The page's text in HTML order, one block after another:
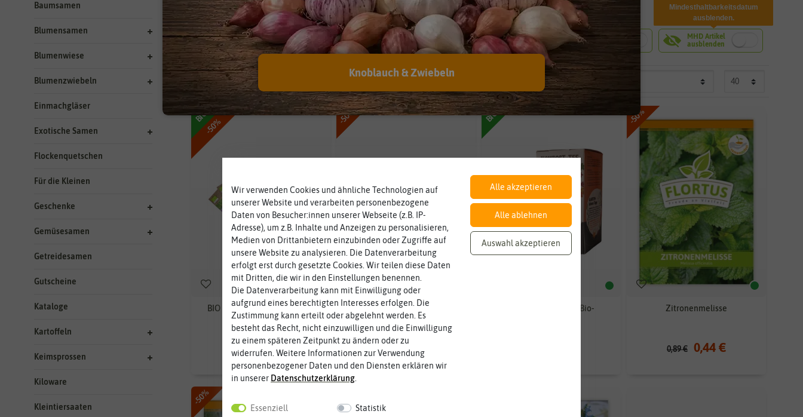
Baumsamen
Blumensamen
Blumenwiese
Blumenzwiebeln
Einmachgläser
Exotische Samen
Flockenquetschen
Für die Kleinen
Geschenke
Gemüsesamen
Getreidesamen
Gutscheine
Kataloge
Kartoffeln
Keimsprossen
Kiloware
Kleintiersaaten
Pflanzgut Lieferbarkeit Anbauort
78 Ergebnissegefunden
-50%
BIO
BIO Teekräuter-Set (8 Sorten)
7,99 € 4,00 €
-50%
Teekräuter-Set (8 Sorten)
5,99 € 3,00 €
BIO
BIO KOMPOST-TEE Bio-
-50%
Zitronenmelisse
0,89 € 0,44 €
-50%
-50%
Wir verwenden Cookies und ähnliche Technologien auf
unserer Website und verarbeiten personenbezogene
Daten von Besucher:innen unserer Webseite (z.B. IP-
Adresse), um z.B. Inhalte und Anzeigen zu personalisieren,
Medien von Drittanbietern einzubinden oder Zugriffe auf
unsere Website zu analysieren. Die Datenverarbeitung
erfolgt erst durch gesetzte Cookies. Wir teilen diese Daten
mit Dritten, die wir in den Einstellungen benennen.
Die Datenverarbeitung kann mit Einwilligung oder
aufgrund eines berechtigten Interesses erfolgen. Die
Zustimmung kann erteilt oder abgelehnt werden. Es
besteht das Recht, nicht einzuwilligen und die Einwilligung
zu einem späteren Zeitpunkt zu ändern oder zu
widerrufen. Weitere Informationen zur Verwendung
personenbezogener Daten und den Diensten erklären wir
in unserer Daten­schutz­erklärung
Essenziell Statistik
Alle akzeptieren
Alle ablehnen
Auswahl akzeptieren
Knoblauch & Zwiebeln